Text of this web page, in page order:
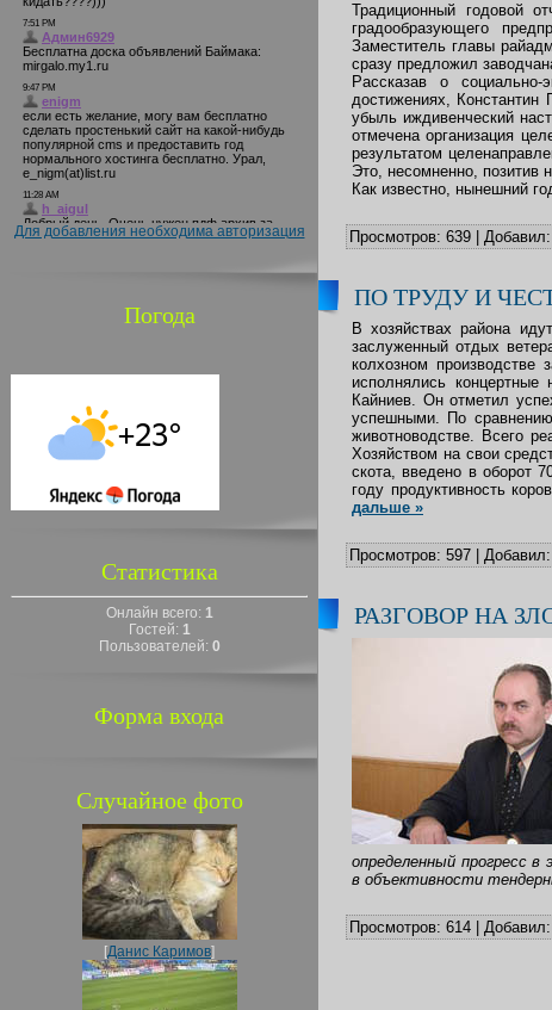
Для добавления необходима авторизация
Погода
Статистика
Онлайн всего: 1
Гостей: 1
Пользователей: 0
Форма входа
Случайное фото
[Данис Каримов]
Традиционный годовой
градообразующего
Заместитель главы
сразу предложил
Рассказав о
достижениях, Константин
убыль иждивенческий
отмечена организация
результатом
Это, несомненно, позитив
Как известно, нынешний
Просмотров: 639 Добавил:
ПО ТРУДУ И
В хозяйствах района
заслуженный отдых
колхозном
исполнялись концертные
Кайниев. Он отметил
успешными. По
животноводстве. Всего
Хозяйством на свои
скота, введено в оборот
году продуктивность
дальше »
Просмотров: 597 Добавил:
РАЗГОВОР НА
определенный прогресс
в объективности
Просмотров: 614 Добавил: